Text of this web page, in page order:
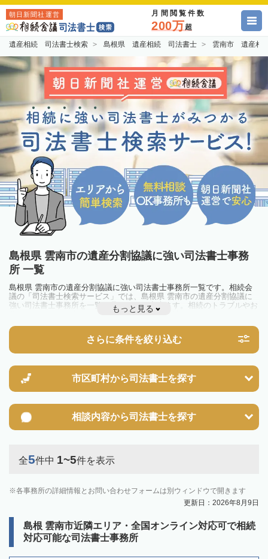
朝日新聞社運営 月間閲覧件数
200万超
遺産相続 司法書士検索 島根県 遺産相続 司法書士 雲南市 遺産相
島根県 雲南市の遺産分割協議に強い司法書士事務
所 一覧
島根県 雲南市の遺産分割協議に強い司法書士事務所一覧です。相続会
議の「司法書士検索サービス」では、島根県 雲南市の遺産分割協議に
強い司法書士事務所を一覧で見ることが出来ます。相続のトラブルやお
悩みを抱えている方は一度近隣の司法書士に相談してみましょう。
もっと見る
さらに条件を絞り込む
市区町村から司法書士を探す
相談内容から司法書士を探す
全5件中 1~5件を表示
各事務所の詳細情報とお問い合わせフォームは別ウィンドウで開きます
更新日：2026年8月9日
島根 雲南市近隣エリア・全国オンライン対応可で相続
対応可能な司法書士事務所